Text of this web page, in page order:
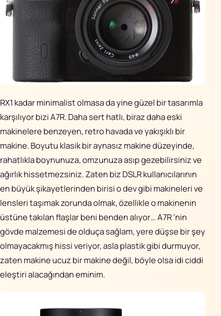
RX1 kadar minimalist olmasa da yine güzel bir tasarımla
karşılıyor bizi A7R. Daha sert hatlı, biraz daha eski
makinelere benzeyen, retro havada ve yakışıklı bir
makine. Boyutu klasik bir aynasız makine düzeyinde,
rahatlıkla boynunuza, omzunuza asıp gezebilirsiniz ve
ağırlık hissetmezsiniz. Zaten biz DSLR kullanıcılarının
en büyük şikayetlerinden birisi o dev gibi makineleri ve
lensleri taşımak zorunda olmak, özellikle o makinenin
üstüne takılan flaşlar beni benden alıyor… A7R ‘nin
gövde malzemesi de olduça sağlam, yere düşse bir şey
olmayacakmış hissi veriyor, asla plastik gibi durmuyor,
zaten makine ucuz bir makine değil, böyle olsa idi ciddi
eleştiri alacağından eminim.